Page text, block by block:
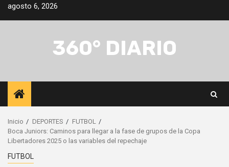
Saltar
agosto 6, 2026
360° DIARIO
Inicio DEPORTES
FUTBOL
Boca Juniors: Caminos para llegar a la fase de grupos de la Copa
Libertadores 2025 o las variables del repechaje
FUTBOL